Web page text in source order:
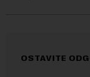
OSTAVITE